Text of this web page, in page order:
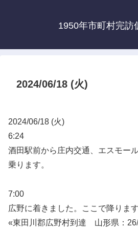
1950年市町村完訪
2024/06/18 (火)
2024/06/18 (火)
6:24
酒田駅前から庄内交通、エスモー
乗ります。
7:00
広野に着きました。ここで降ります
«東田川郡広野村到達 山形県：